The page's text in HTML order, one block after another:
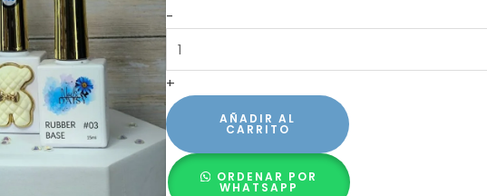
-
-
15ml
cantidad
+
AÑADIR AL
CARRITO
ORDENAR POR
WHATSAPP